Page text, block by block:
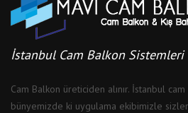
İstanbul Cam Balkon Sistemleri
Cam Balkon üreticiden alınır. İstanbul
bünyemizde ki uygulama ekibimizle